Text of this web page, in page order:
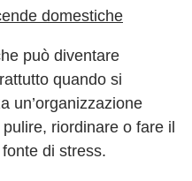
domestiche
può diventare
quando si
un’organizzazione
riordinare o fare il
di stress.